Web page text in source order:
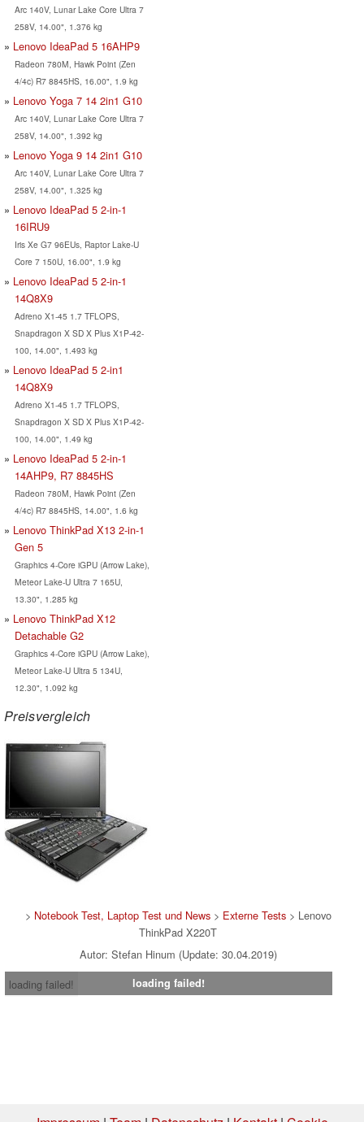
Arc 140V, Lunar Lake Core Ultra 7
258V, 14.00", 1.376 kg
Lenovo IdeaPad 5 16AHP9
Radeon 780M, Hawk Point (Zen
4/4c) R7 8845HS, 16.00", 1.9 kg
Lenovo Yoga 7 14 2in1 G10
Arc 140V, Lunar Lake Core Ultra 7
258V, 14.00", 1.392 kg
Lenovo Yoga 9 14 2in1 G10
Arc 140V, Lunar Lake Core Ultra 7
258V, 14.00", 1.325 kg
Lenovo IdeaPad 5 2-in-1
16IRU9
Iris Xe G7 96EUs, Raptor Lake-U
Core 7 150U, 16.00", 1.9 kg
Lenovo IdeaPad 5 2-in-1
14Q8X9
Adreno X1-45 1.7 TFLOPS,
Snapdragon X SD X Plus X1P-42-
100, 14.00", 1.493 kg
Lenovo IdeaPad 5 2-in1
14Q8X9
Adreno X1-45 1.7 TFLOPS,
Snapdragon X SD X Plus X1P-42-
100, 14.00", 1.49 kg
Lenovo IdeaPad 5 2-in-1
14AHP9, R7 8845HS
Radeon 780M, Hawk Point (Zen
4/4c) R7 8845HS, 14.00", 1.6 kg
Lenovo ThinkPad X13 2-in-1
Gen 5
Graphics 4-Core iGPU (Arrow Lake),
Meteor Lake-U Ultra 7 165U,
13.30", 1.285 kg
Lenovo ThinkPad X12
Detachable G2
Graphics 4-Core iGPU (Arrow Lake),
Meteor Lake-U Ultra 5 134U,
12.30", 1.092 kg
Preisvergleich
> Notebook Test, Laptop Test und News> Externe Tests> Lenovo
ThinkPad X220T
Autor: Stefan Hinum (Update: 30.04.2019)
loading failed!
loading failed!